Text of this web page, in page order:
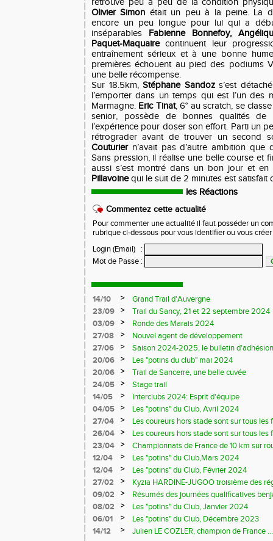
retrouve peu à peu de la condition
OlivierSimon était un peu à la peine. La
encore un peu longue pour lui qui a
inséparables Fabienne Bonnefoy,
Paquet-Maquairecontinuent leur
entraînement sérieux et à une bonne
premières échouent au pied des podiums
une belle récompense.
Sur 18.5km,Stéphane Sandozs’est
l’emporter dans un temps qui est l’un des
Marmagne. Eric Tinat, 6° au scratch, se
senior, possède de bonnes qualités de
l’expérience pour doser son effort. Parti un
rétrograder avant de trouver un second
Couturiern’avait pas d’autre ambition que
Sans pression, il réalise une belle course et
aussi s’est montré dans un bon jour et en
Pillavoinequi le suit de 2 minutes est satisfait
les Réactions
Commentez cette actualité
Pour commenter une actualité il faut posséder un
rubrique ci-dessous pour vous identifier ou vous
Login (Email)
:
Mot de Passe :
14/10 >
Grand Trail d'Auvergne
23/09
>
Trail du Sancy, 21 et 22 septembre 2024
03/09
>
Ronde des Marais 2024
27/08
>
Nouvel agent de développement
27/06
>
Saison 2024-2025, le bulletin
20/06
>
Les "potins du club" mai 2024
20/06
>
Trail de Sancerre, une belle cuvée
24/05
>
Stage trail
14/05
>
Interclubs 2024: Esprit d'équipe
04/05
>
Les "potins" du Club, Avril 2024
27/04
>
Les coureurs hors stade sont sur tous les
26/04
>
Les coureurs hors stade sont sur tous les
23/04
>
Championnats de France de 10 km sur
12/04
>
Les "potins" du Club,Mars 2024
12/04
>
Les "potins" du Club, Février 2024
27/02
>
Kyzia HARDINE-JUGOO troisième des
09/02
>
Résumés des journées qualificatives
08/02
>
Les "potins" du Club, Janvier 2024
06/01
>
Les "potins" du Club, Décembre 2023
14/12
> Julien LE COZLER, champion de France ...